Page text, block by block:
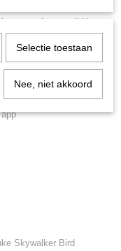
en kan van de
naar achter en rijd in op
de binnenkant van het
tools kan ontgrendelen!
Skywalker Bird
Selectie toestaan
Nee, niet akkoord